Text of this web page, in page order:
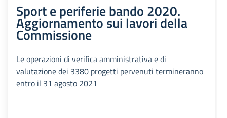
Sport e periferie bando 2020.
Aggiornamento sui lavori della
Commissione
Le operazioni di verifica amministrativa e di
valutazione dei 3380 progetti pervenuti termineranno
entro il 31 agosto 2021